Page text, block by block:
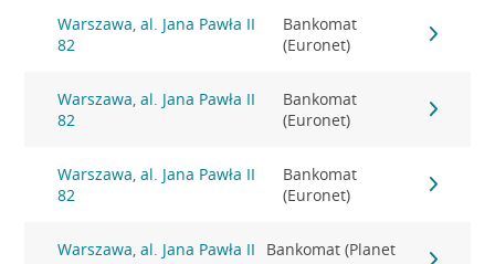
Warszawa, al. Jana Pawła II
82
Bankomat
(Euronet)
Warszawa, al. Jana Pawła II
82
Bankomat
(Euronet)
Warszawa, al. Jana Pawła II
82
Bankomat
(Euronet)
Warszawa, al. Jana Pawła II
Bankomat (Planet